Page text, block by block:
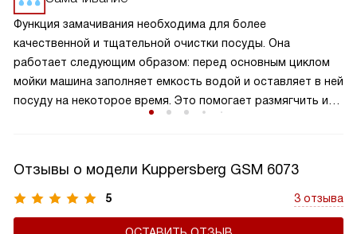
для второго блюда), столовые ложка, вилка и нож, чайные
чашка с блюдцем и ложечкой.
Функция замачивания необходима для более
качественной и тщательной очистки посуды. Она
работает следующим образом: перед основным циклом
мойки машина заполняет емкость водой и оставляет в ней
посуду на некоторое время. Это помогает размягчить и
пользуетесь устройством не так часто, или если уровень
ее загрязнения выше обычного. Использование этой
функции улучшает результаты мойки и уменьшает
Отзывы о модели Kuppersberg GSM 6073
5 3 отзыва